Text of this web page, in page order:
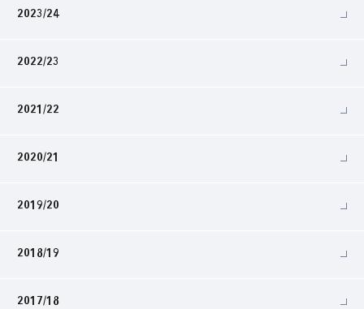
2023/24
2022/23
2021/22
2020/21
2019/20
2018/19
2017/18